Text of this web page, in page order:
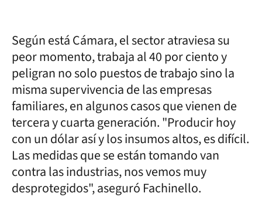
Según está Cámara, el sector atraviesa su
peor momento, trabaja al 40 por ciento y
peligran no solo puestos de trabajo sino la
misma supervivencia de las empresas
familiares, en algunos casos que vienen de
tercera y cuarta generación. "Producir hoy
con un dólar así y los insumos altos, es difícil.
Las medidas que se están tomando van
contra las industrias, nos vemos muy
desprotegidos", aseguró Fachinello.